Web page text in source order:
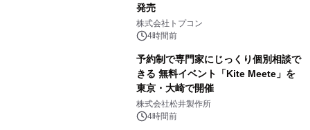
発売
株式会社トプコン
4時間前
予約制で専門家にじっくり個別相談で
きる 無料イベント「Kite Meete」を
東京・大崎で開催
株式会社松井製作所
4時間前